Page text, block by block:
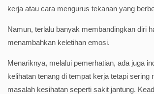
kerja atau cara mengurus tekanan yang
Namun, terlalu banyak membandingkan diri
menambahkan keletihan emosi.
Menariknya, melalui pemerhatian, ada juga
kelihatan tenang di tempat kerja tetapi sering
masalah kesihatan seperti sakit jantung.